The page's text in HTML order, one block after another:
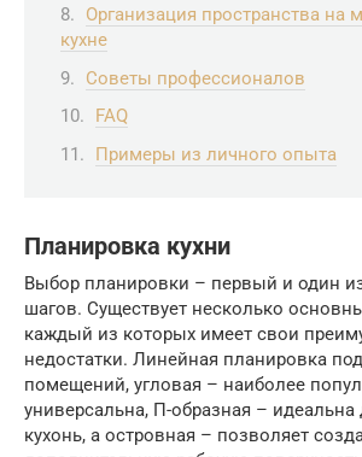
Организация пространства на
кухне
Советы профессионалов
FAQ
Примеры из личного опыта
Планировка кухни
Выбор планировки – первый и один
шагов. Существует несколько
каждый из которых имеет свои
недостатки. Линейная планировка
помещений, угловая – наиболее
универсальна, П-образная –
кухонь, а островная – позволяет